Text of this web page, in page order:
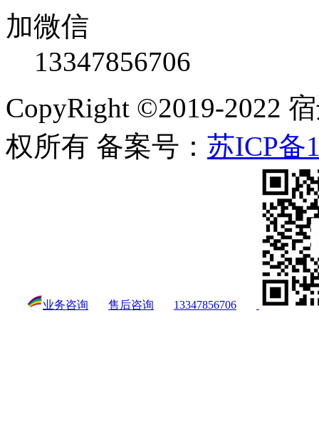
加微信
13347856706
CopyRight ©2019-2022
权所有 备案号： 苏ICP备
业务咨询 售后咨询 13347856706